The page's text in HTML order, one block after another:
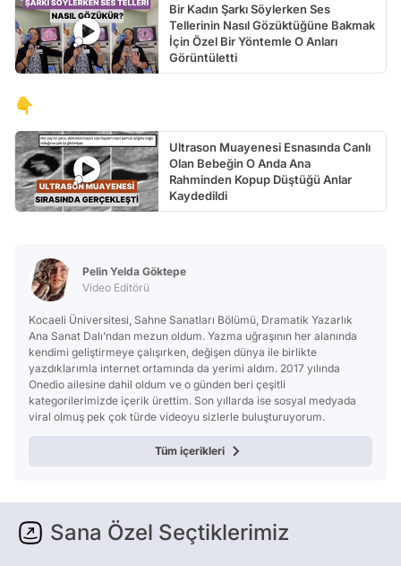
Bir Kadın Şarkı Söylerken Ses
Tellerinin Nasıl Gözüktüğüne Bakmak
İçin Özel Bir Yöntemle O Anları
Görüntületti
👇
Ultrason Muayenesi Esnasında Canlı
Olan Bebeğin O Anda Ana
Rahminden Kopup Düştüğü Anlar
Kaydedildi
Pelin Yelda Göktepe
Video Editörü
Kocaeli Üniversitesi, Sahne Sanatları Bölümü, Dramatik Yazarlık
Ana Sanat Dalı’ndan mezun oldum. Yazma uğraşının her alanında
kendimi geliştirmeye çalışırken, değişen dünya ile birlikte
yazdıklarımla internet ortamında da yerimi aldım. 2017 yılında
Onedio ailesine dahil oldum ve o günden beri çeşitli
kategorilerimizde içerik ürettim. Son yıllarda ise sosyal medyada
viral olmuş pek çok türde videoyu sizlerle buluşturuyorum.
Tüm içerikleri
Sana Özel Seçtiklerimiz